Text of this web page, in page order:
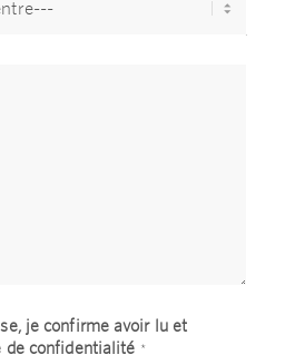
je confirme avoir lu et
de confidentialité *